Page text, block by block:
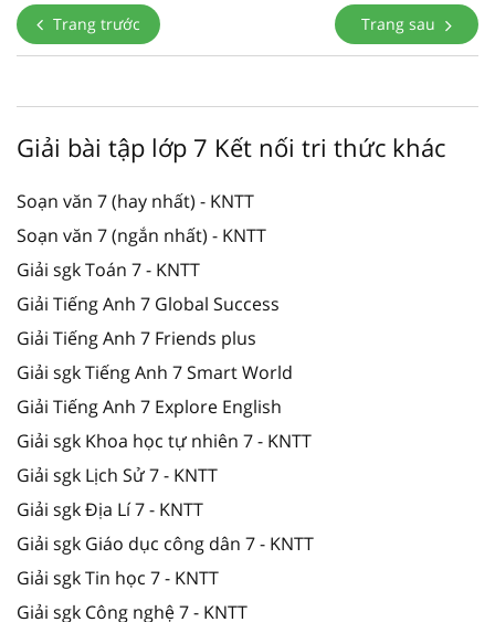
Trang trước Trang sau
Giải bài tập lớp 7 Kết nối tri thức khác
Soạn văn 7 (hay nhất) - KNTT
Soạn văn 7 (ngắn nhất) - KNTT
Giải sgk Toán 7 - KNTT
Giải Tiếng Anh 7 Global Success
Giải Tiếng Anh 7 Friends plus
Giải sgk Tiếng Anh 7 Smart World
Giải Tiếng Anh 7 Explore English
Giải sgk Khoa học tự nhiên 7 - KNTT
Giải sgk Lịch Sử 7 - KNTT
Giải sgk Địa Lí 7 - KNTT
Giải sgk Giáo dục công dân 7 - KNTT
Giải sgk Tin học 7 - KNTT
Giải sgk Công nghệ 7 - KNTT